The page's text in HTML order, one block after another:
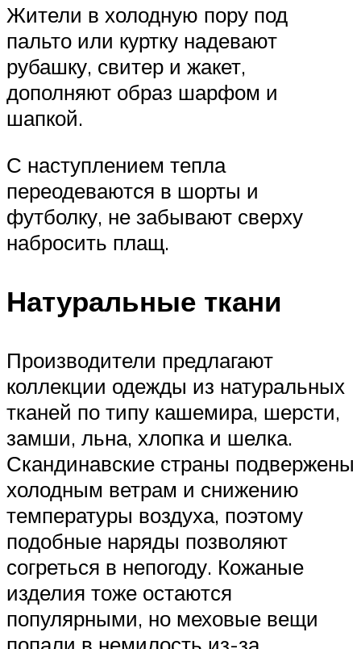
Жители в холодную пору под
пальто или куртку надевают
рубашку, свитер и жакет,
дополняют образ шарфом и
шапкой.
С наступлением тепла
переодеваются в шорты и
футболку, не забывают сверху
набросить плащ.
Натуральные ткани
Производители предлагают
коллекции одежды из натуральных
тканей по типу кашемира, шерсти,
замши, льна, хлопка и шелка.
Скандинавские страны подвержены
холодным ветрам и снижению
температуры воздуха, поэтому
подобные наряды позволяют
согреться в непогоду. Кожаные
изделия тоже остаются
популярными, но меховые вещи